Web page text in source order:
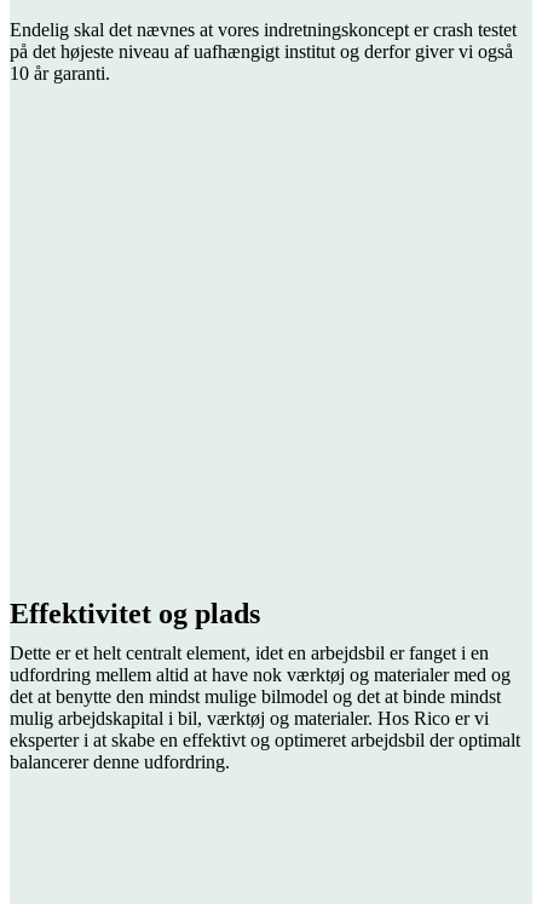
Endelig skal det nævnes at vores indretningskoncept er crash testet
på det højeste niveau af uafhængigt institut og derfor giver vi også
10 år garanti.
Effektivitet og plads
Dette er et helt centralt element, idet en arbejdsbil er fanget i en
udfordring mellem altid at have nok værktøj og materialer med og
det at benytte den mindst mulige bilmodel og det at binde mindst
mulig arbejdskapital i bil, værktøj og materialer. Hos Rico er vi
eksperter i at skabe en effektivt og optimeret arbejdsbil der optimalt
balancerer denne udfordring.